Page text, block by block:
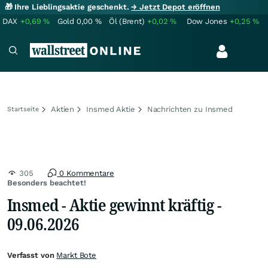
🎁 Ihre Lieblingsaktie geschenkt.→ Jetzt Depot eröffnen
DAX +0,69% Gold 0,00 % Öl (Brent) +0,02% Dow Jones +0,25%
Startseite Aktien Insmed Aktie Nachrichten zu Insmed
Besonders beachtet!
305 0 Kommentare
Insmed - Aktie gewinnt kräftig -
09.06.2026
Verfasst von Markt Bote